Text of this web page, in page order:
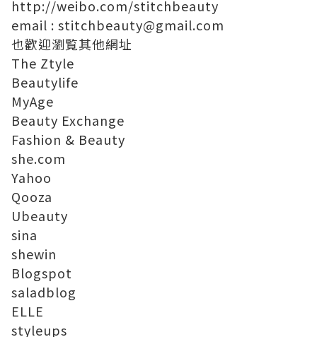
http://weibo.com/stitchbeauty
email : stitchbeauty@gmail.com
也歡迎瀏覧其他網址
The Ztyle
Beautylife
MyAge
Beauty Exchange
Fashion & Beauty
she.com
Yahoo
Qooza
Ubeauty
sina
shewin
Blogspot
saladblog
ELLE
styleups